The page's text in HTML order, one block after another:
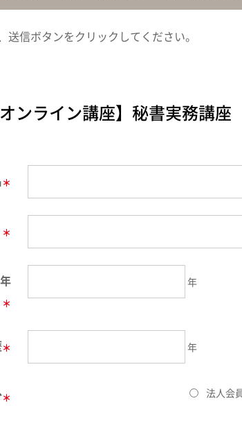
信ボタンをクリックしてください。
ンライン講座】秘書実務講
＊
＊
＊
年
＊ 年
＊ 法人会